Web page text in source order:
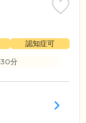
認知症可
30分